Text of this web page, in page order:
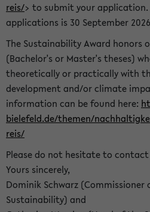
reis/> to submit your application.
applications is 30 September
The Sustainability Award honors
(Bachelor's or Master's theses)
theoretically or practically with
development and/or climate
information can be found here:
bielefeld.de/themen/
reis/
Please do not hesitate to contact
Yours sincerely,
Dominik Schwarz
Sustainability) and